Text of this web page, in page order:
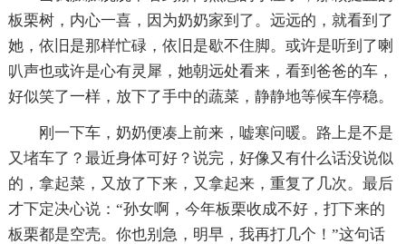
板栗树，内心一喜，因为奶奶家到了。远远的，就看到了
她，依旧是那样忙碌，依旧是歇不住脚。或许是听到了喇
叭声也或许是心有灵犀，她朝远处看来，看到爸爸的车，
好似笑了一样，放下了手中的蔬菜，静静地等候车停稳。
刚一下车，奶奶便凑上前来，嘘寒问暖。路上是不是
又堵车了？最近身体可好？说完，好像又有什么话没说似
的，拿起菜，又放了下来，又拿起来，重复了几次。最后
才下定决心说：“孙女啊，今年板栗收成不好，打下来的
板栗都是空壳。你也别急，明早，我再打几个！”这句话